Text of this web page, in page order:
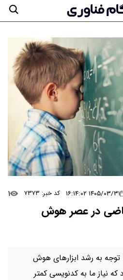
۱۴۰۵/۰۳/۳۱ ۱۶:۱۴:۰۲ کد خبر: ۷۳۷۳ ۱
در عصر هوش
توجه به رشد ابزارهای هوش
نیاز ما به کدنویسی کمتر